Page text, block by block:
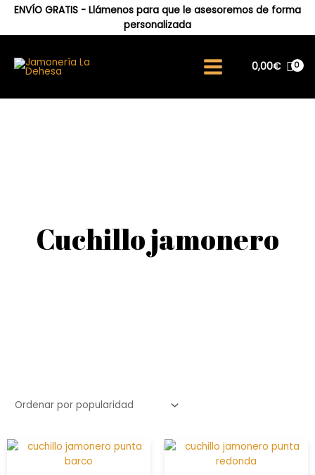
ENVÍO GRATIS - Llámenos para que le asesoremos de forma
personalizada
0,00€
Cuchillo jamonero